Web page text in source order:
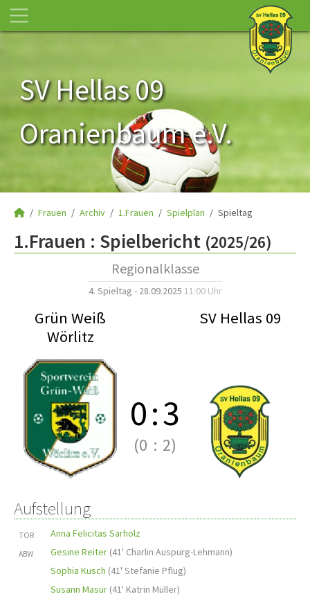
SV Hellas 09
Oranienbaum e.V.
Frauen Archiv 1.Frauen Spielplan Spieltag
1.Frauen : Spielbericht (2025/26)
Regionalklasse
4. Spieltag - 28.09.2025 11:00 Uhr
Grün Weiß
Wörlitz
SV Hellas 09
0:3
(0 : 2)
Aufstellung
TOR Anna Felicitas Sarholz
ABW Gesine Reiter (41' Charlin Auspurg-Lehmann)
Sophia Kusch (41' Stefanie Pflug)
Susann Masur (41' Katrin Müller)